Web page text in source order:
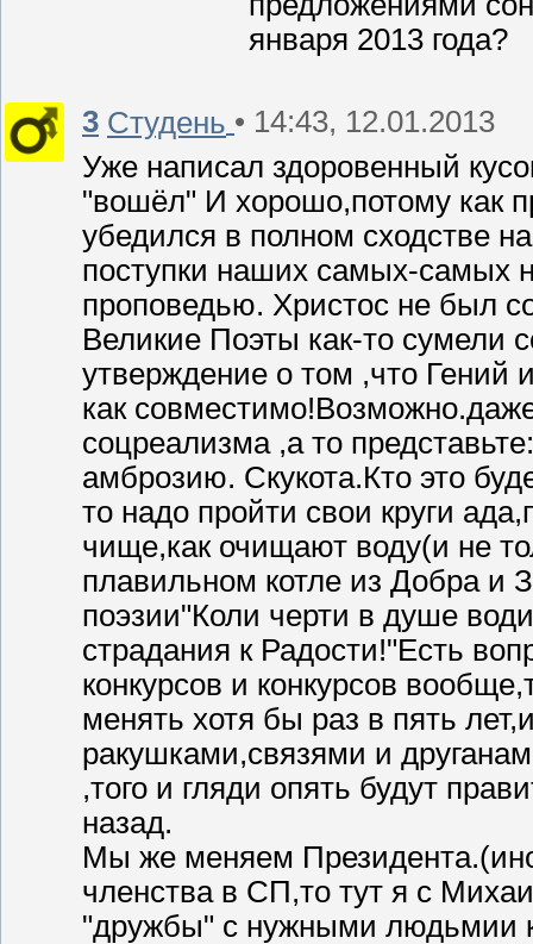
января 2013 года?
3 Студень • 14:43, 12.01.2013
Уже написал здоровенный
"вошёл" И хорошо,потому как
убедился в полном сходстве
поступки наших самых-самых
проповедью. Христос не был
Великие Поэты как-то сумели
утверждение о том ,что
как
соцреализма ,а то
амброзию. Скукота.Кто это
то надо пройти свои круги
чище,как очищают воду(и не
плавильном котле из Добра и
поэзии"Коли черти в душе
страдания к Радости!"Есть
конкурсов и конкурсов
менять хотя бы раз в пять
ракушками,связями и
,того и гляди опять будут
назад.
Мы же меняем
членства в СП,то тут я с
"дружбы" с нужными людьмии